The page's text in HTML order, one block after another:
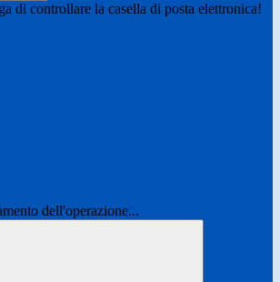
di controllare la casella di posta elettronica!
dell'operazione...